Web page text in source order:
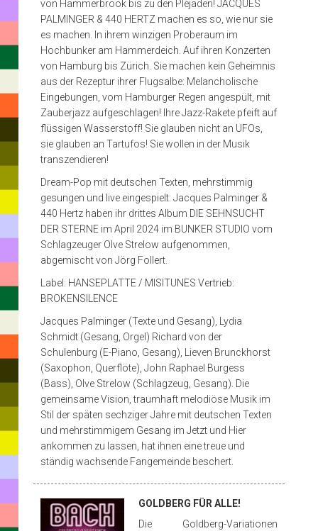
search
or
ESC
close
von Hammerbrook bis zu den Plejaden! JACQUES
PALMINGER & 440 HERTZ machen es so, wie nur sie
es machen. In ihrem winzigen Proberaum im
Hochbunker am Hammerdeich. Auf ihren Konzerten
von Hamburg bis Zürich. Sie machen kein Geheimnis
aus der Rezeptur ihrer Flugsalbe: Melancholische
Eingebungen, vom Hamburger Regen angespült, mit
Zauberjazz aufgeschlagen! Ihre Jazz-Rakete pfeift auf
flüssigen Wasserstoff! Sie glauben nicht an UFOs,
sie glauben an Tartufos! Sie wollen in der Musik
transzendieren!
Dream-Pop mit deutschen Texten, mehrstimmig
gesungen und live eingespielt: Jacques Palminger &
440 Hertz haben ihr drittes Album DIE SEHNSUCHT
DER STERNE im April 2024 im BUNKER STUDIO vom
Schlagzeuger Olve Strelow aufgenommen,
abgemischt von Jörg Follert.
Label: HANSEPLATTE / MISITUNES Vertrieb:
BROKENSILENCE
Jacques Palminger (Texte und Gesang), Lydia
Schmidt (Gesang, Orgel) Richard von der
Schulenburg (E-Piano, Gesang), Lieven Brunckhorst
(Saxophon, Querflöte), John Raphael Burgess
(Bass), Olve Strelow (Schlagzeug, Gesang). Die
gemeinsame Vision, traumhaft melodiöse Musik im
Stil der späten sechziger Jahre mit deutschen Texten
und mehrstimmigem Gesang im Jetzt und Hier
ankommen zu lassen, hat ihnen eine treue und
ständig wachsende Fangemeinde beschert.
GOLDBERG FÜR ALLE!
Die Goldberg-Variationen